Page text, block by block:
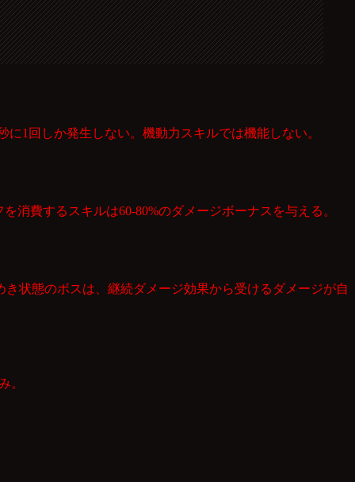
1回しか発生しない。機動力スキルでは機能しない。
消費するスキルは60-80%のダメージボーナスを与える。
状態のボスは、継続ダメージ効果から受けるダメージが自
。